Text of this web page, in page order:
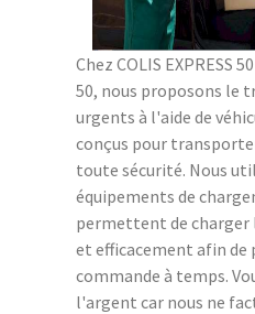
Chez COLIS EXPRESS
50, nous proposons le
urgents à l'aide de
conçus pour
toute sécurité. Nous
équipements de
permettent de charger
et efficacement afin de
commande à temps.
l'argent car nous ne